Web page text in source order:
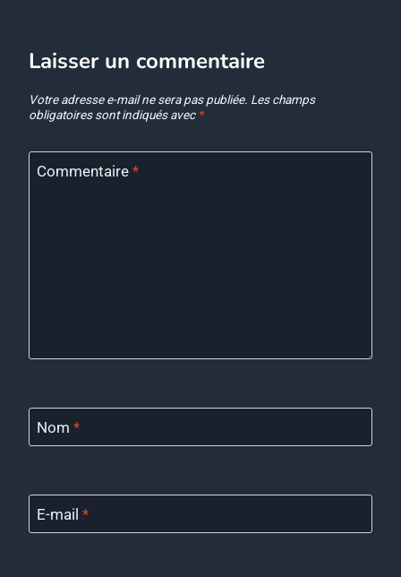
Laisser un commentaire
Votre adresse e-mail ne sera pas publiée. Les champs
obligatoires sont indiqués avec *
Commentaire *
Nom *
E-mail *